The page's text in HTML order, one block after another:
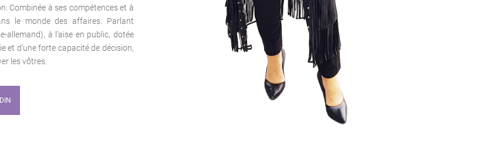
Combinée à ses compétences et à
le monde des affaires. Parlant
à l’aise en public, dotée
et d’une forte capacité de décision,
les vôtres.